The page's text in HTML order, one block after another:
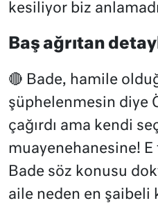
kesiliyor biz
Baş ağrıtan
🔴 Bade, hamile
şüphelenmesin diye
çağırdı ama kendi
muayenehanesine!
Bade söz konusu
aile neden en şaibeli